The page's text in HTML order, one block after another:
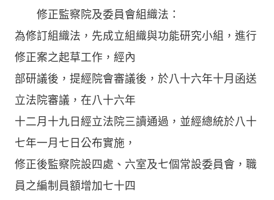
修正監察院及委員會組織法：
為修訂組織法，先成立組織與功能研究小組，進行
修正案之起草工作，經內
部研議後，提經院會審議後，於八十六年十月函送
立法院審議，在八十六年
十二月十九日經立法院三讀通過，並經總統於八十
七年一月七日公布實施，
修正後監察院設四處、六室及七個常設委員會，職
員之編制員額增加七十四